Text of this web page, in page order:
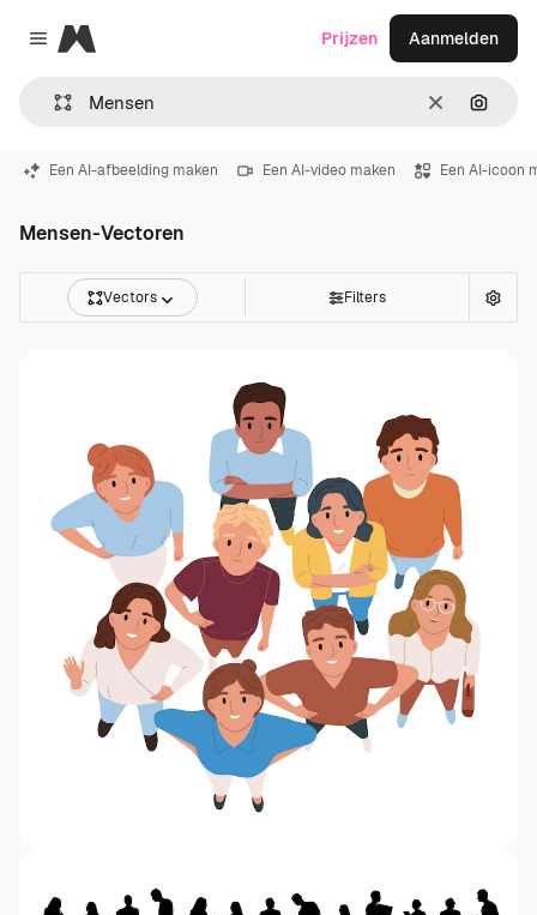
Close menu
Magnific
Wissen
Prijzen Aanmelden
Een AI-afbeelding maken Een AI-video maken Een AI-icoon
Mensen-Vectoren
Vectors Filters